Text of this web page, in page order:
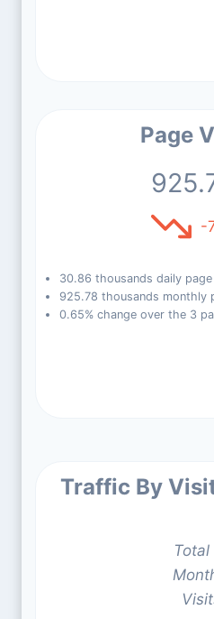
Page
-
30.86 thousands daily
925.78 thousands monthly
0.65% change over the 3
Traffic By